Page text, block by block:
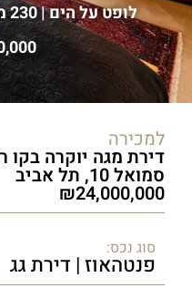
לופט על הים | 230 מ"ר | 3 מאסטרים מלאים
למכירה
דירת מגה יוקרה בקו
סמואל 10, תל אביב
24,000,000
סוג נכס:
פנטהאוז | דירת גג